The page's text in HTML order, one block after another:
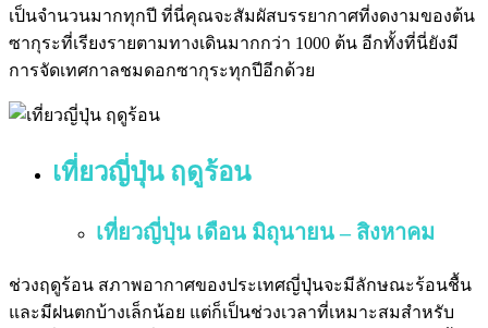
เป็นจำนวนมากทุกปี ที่นี่คุณจะสัมผัสบรรยากาศที่งดงามของต้น
ซากุระที่เรียงรายตามทางเดินมากกว่า 1000 ต้น อีกทั้งที่นี่ยังมี
การจัดเทศกาลชมดอกซากุระทุกปีอีกด้วย
เที่ยวญี่ปุ่น ฤดูร้อน
เที่ยวญี่ปุ่น เดือน มิถุนายน – สิงหาคม
ช่วงฤดูร้อน สภาพอากาศของประเทศญี่ปุ่นจะมีลักษณะร้อนชื้น
และมีฝนตกบ้างเล็กน้อย แต่ก็เป็นช่วงเวลาที่เหมาะสมสำหรับ